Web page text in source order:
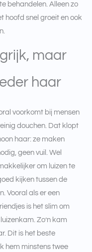
behandelen. Alleen zo
hoofd snel groeit en ook
maar
haar
voorkomt bij mensen
douchen. Dat klopt
haar: ze maken
geen vuil. Wel
om luizen te
kijken tussen de
Vooral als er een
is het slim om
Zo’n kam
Dit is het beste
hem minstens twee